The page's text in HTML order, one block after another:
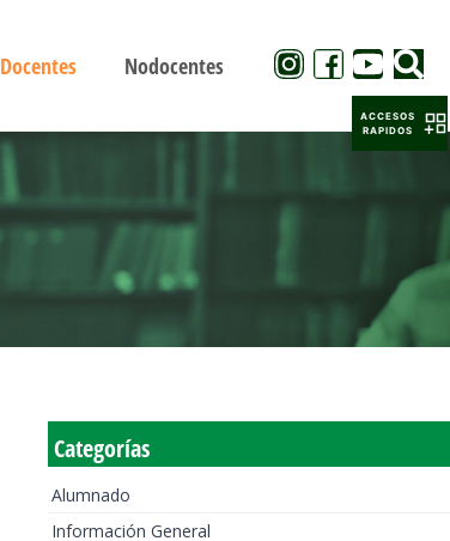
Docentes Nodocentes
Categorías
Alumnado
Información General
ACCESOS
RAPIDOS